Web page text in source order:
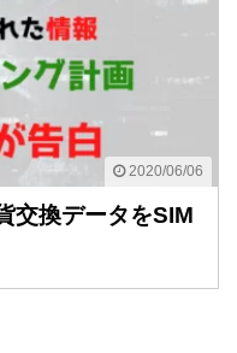
2020/06/06
交換データをSIM